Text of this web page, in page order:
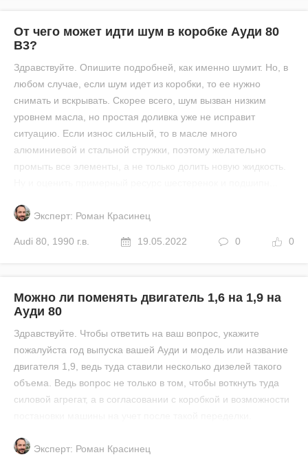
От чего может идти шум в коробке Ауди 80
B3?
Здравствуйте. Опишите подробней, как именно шумит. Но, в
любом случае, если шум идет из коробки, то ее нужно
снимать и вскрывать. Скорее всего, шум вызван низким
уровнем масла, но простая доливка уже не исправит
ситуацию. Если износ сильный, то в масле много
алюминиевой и стальной стружки, поэтому желательно
промыть все элементы, а не только долить новую жидкость.
Эксперт: Роман Красинец
Audi 80 1990 г.в. 19.05.2022 0 0
Можно ли поменять двигатель 1,6 на 1,9 на
Ауди 80
Здравствуйте. Чтобы ответить на ваш вопрос, укажите
пожалуйста год выпуска вашей Ауди и модель или название
двигателя 1,9, ведь туда ставили несколько дизелей такого
объема. Ведь вопрос не только в том, чтобы воткнуть туда
силовой агрегат, а в согласовании с коробкой и возможности
Эксперт: Роман Красинец